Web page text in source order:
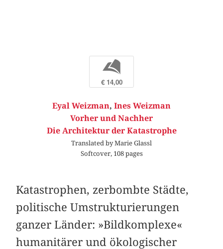
b
€ 14,00
Eyal Weizman, Ines Weizman
Vorher und Nachher
Die Architektur der Katastrophe
Translated by Marie Glassl
Softcover, 108 pages
Katastrophen, zerbombte Städte,
politische Umstrukturierungen
ganzer Länder: »Bildkomplexe«
humanitärer und ökologischer